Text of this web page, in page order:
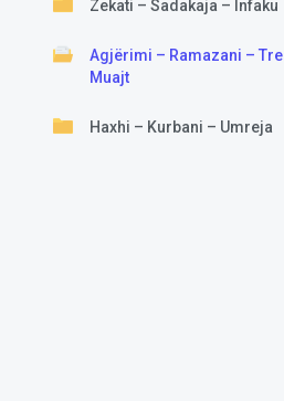
Zekati – Sadakaja – Infaku
Agjërimi – Ramazani – Tre
Muajt
Haxhi – Kurbani – Umreja